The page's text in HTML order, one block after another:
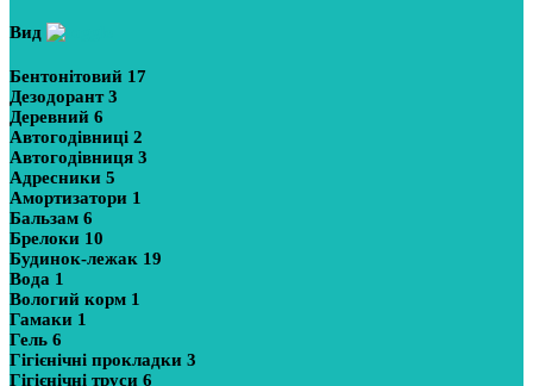
Вид
Бентонітовий 17
Дезодорант3
Деревний 6
Автогодівниці 2
Автогодівниця 3
Адресники 5
Амортизатори 1
Бальзам 6
Брелоки 10
Будинок-лежак 19
Вода 1
Вологий корм 1
Гамаки 1
Гель 6
Гігієнічні прокладки 3
Гігієнічні труси 6